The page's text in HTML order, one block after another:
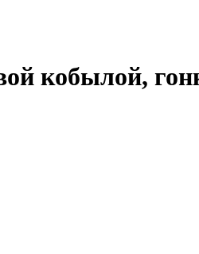
кобылой,